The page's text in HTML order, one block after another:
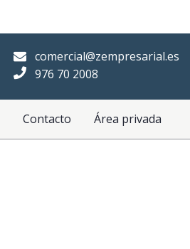
comercial@zempresarial.es
976 70 2008
Contacto Área privada